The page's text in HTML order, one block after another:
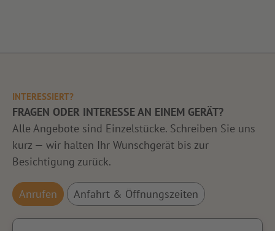
INTERESSIERT?
FRAGEN ODER INTERESSE AN EINEM GERÄT?
Alle Angebote sind Einzelstücke. Schreiben Sie uns
kurz — wir halten Ihr Wunschgerät bis zur
Besichtigung zurück.
Anrufen Anfahrt & Öffnungszeiten